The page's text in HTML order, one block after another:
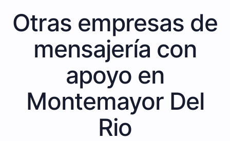
Otras empresas de
mensajería con
apoyo en
Montemayor Del
Rio